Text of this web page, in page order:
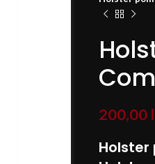
200,00
Holster